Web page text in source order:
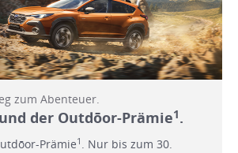
zum Abenteuer.
der Outdōor-Prämie1.
Prämie1 . Nur bis zum 30.